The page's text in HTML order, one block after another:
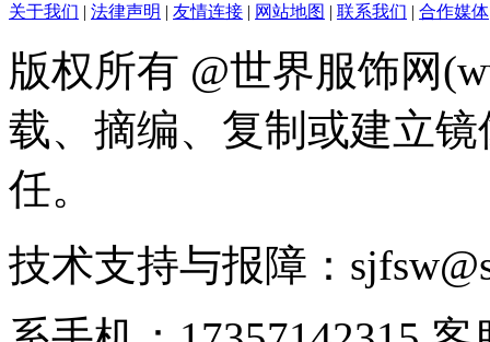
关于我们 | 法律声明 | 友情连接 | 网站地图 | 联系我们 | 合作媒体
版权所有 @世界服饰网
载、摘编、复制或建立
任。
技术支持与报障：